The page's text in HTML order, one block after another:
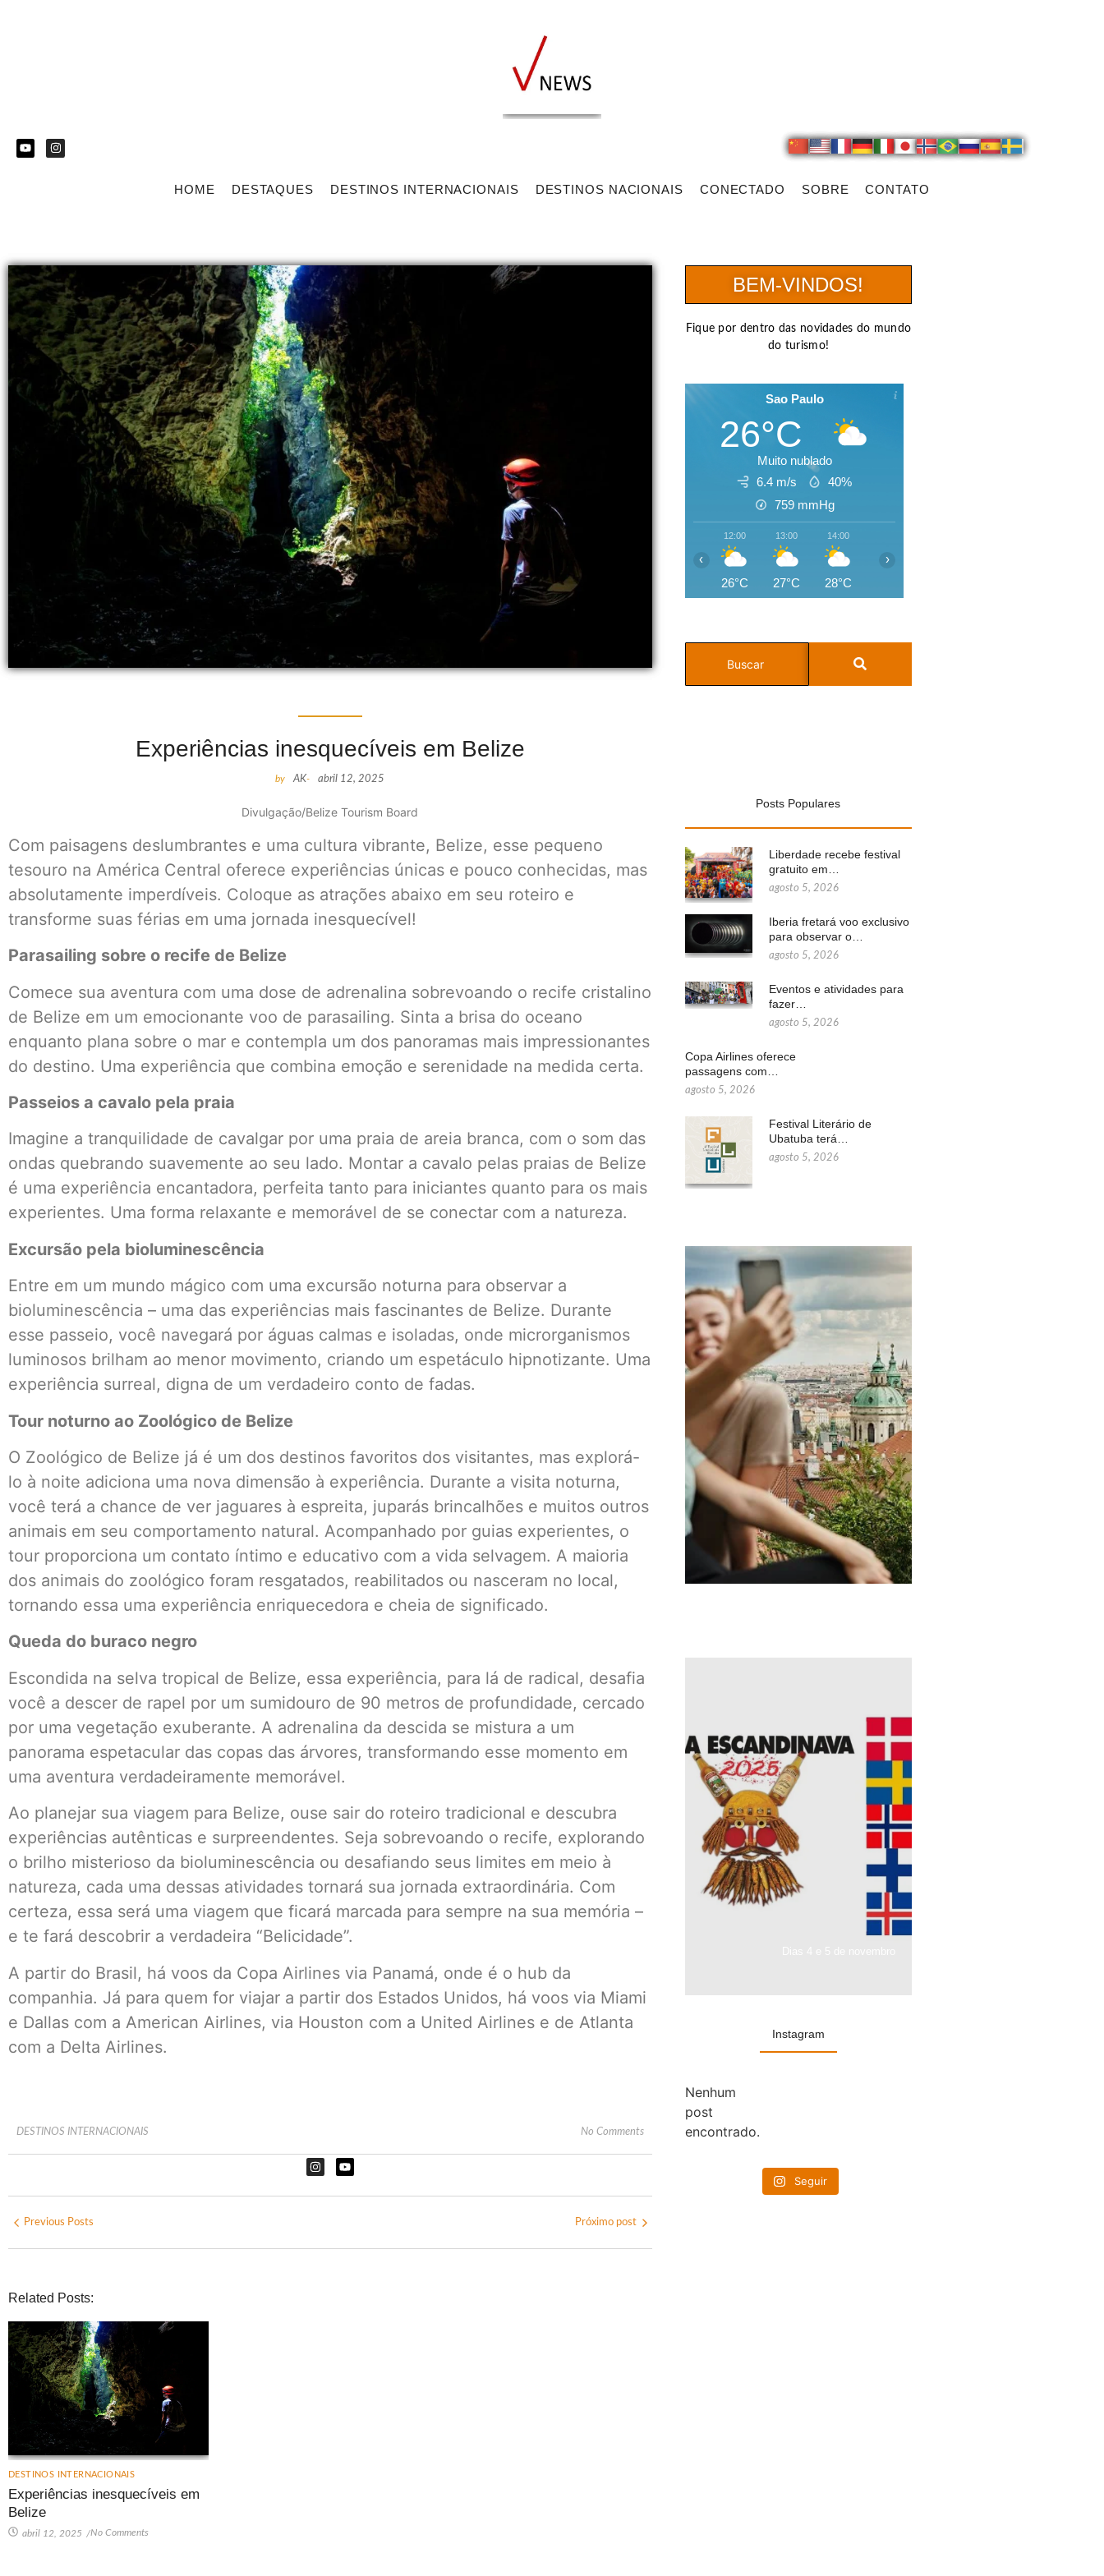
HOME DESTAQUES DESTINOS INTERNACIONAIS DESTINOS NACIONAIS CONECTADO SOBRE CONTATO
Experiências inesquecíveis em Belize
by AK- abril 12, 2025
Divulgação/Belize Tourism Board
Com paisagens deslumbrantes e uma cultura vibrante, Belize, esse pequeno
tesouro na América Central oferece experiências únicas e pouco conhecidas, mas
absolutamente imperdíveis. Coloque as atrações abaixo em seu roteiro e
transforme suas férias em uma jornada inesquecível!
Parasailing sobre o recife de Belize
Comece sua aventura com uma dose de adrenalina sobrevoando o recife cristalino
de Belize em um emocionante voo de parasailing. Sinta a brisa do oceano
enquanto plana sobre o mar e contempla um dos panoramas mais impressionantes
do destino. Uma experiência que combina emoção e serenidade na medida certa.
Passeios a cavalo pela praia
Imagine a tranquilidade de cavalgar por uma praia de areia branca, com o som das
ondas quebrando suavemente ao seu lado. Montar a cavalo pelas praias de Belize
é uma experiência encantadora, perfeita tanto para iniciantes quanto para os mais
experientes. Uma forma relaxante e memorável de se conectar com a natureza.
Excursão pela bioluminescência
Entre em um mundo mágico com uma excursão noturna para observar a
bioluminescência – uma das experiências mais fascinantes de Belize. Durante
esse passeio, você navegará por águas calmas e isoladas, onde microrganismos
luminosos brilham ao menor movimento, criando um espetáculo hipnotizante. Uma
experiência surreal, digna de um verdadeiro conto de fadas.
Tour noturno ao Zoológico de Belize
O Zoológico de Belize já é um dos destinos favoritos dos visitantes, mas explorá-
lo à noite adiciona uma nova dimensão à experiência. Durante a visita noturna,
você terá a chance de ver jaguares à espreita, juparás brincalhões e muitos outros
animais em seu comportamento natural. Acompanhado por guias experientes, o
tour proporciona um contato íntimo e educativo com a vida selvagem. A maioria
dos animais do zoológico foram resgatados, reabilitados ou nasceram no local,
tornando essa uma experiência enriquecedora e cheia de significado.
Queda do buraco negro
Escondida na selva tropical de Belize, essa experiência, para lá de radical, desafia
você a descer de rapel por um sumidouro de 90 metros de profundidade, cercado
por uma vegetação exuberante. A adrenalina da descida se mistura a um
panorama espetacular das copas das árvores, transformando esse momento em
uma aventura verdadeiramente memorável.
Ao planejar sua viagem para Belize, ouse sair do roteiro tradicional e descubra
experiências autênticas e surpreendentes. Seja sobrevoando o recife, explorando
o brilho misterioso da bioluminescência ou desafiando seus limites em meio à
natureza, cada uma dessas atividades tornará sua jornada extraordinária. Com
certeza, essa será uma viagem que ficará marcada para sempre na sua memória –
e te fará descobrir a verdadeira “Belicidade”.
A partir do Brasil, há voos da Copa Airlines via Panamá, onde é o hub da
companhia. Já para quem for viajar a partir dos Estados Unidos, há voos via Miami
e Dallas com a American Airlines, via Houston com a United Airlines e de Atlanta
com a Delta Airlines.
DESTINOS INTERNACIONAIS No Comments
Previous Posts Próximo post
Related Posts:
DESTINOS INTERNACIONAIS
Experiências inesquecíveis em
Belize
abril 12, 2025 /No Comments
BEM-VINDOS!
Fique por dentro das novidades do mundo
do turismo!
Sao Paulo
26°C
Muito nublado
6.4 m/s
40%
759 mmHg
12:00
26°C
13:00
27°C
14:00
28°C
‹ ›
Posts Populares
Liberdade recebe festival
gratuito em…
agosto 5, 2026
Iberia fretará voo exclusivo
para observar o…
agosto 5, 2026
Eventos e atividades para
fazer…
agosto 5, 2026
Copa Airlines oferece
passagens com…
agosto 5, 2026
Festival Literário de
Ubatuba terá…
agosto 5, 2026
Instagram
Nenhum
post
encontrado.
Seguir